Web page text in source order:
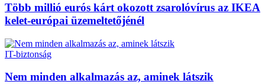
Több millió eurós kárt okozott zsarolóvírus az IKEA
kelet-európai üzemeltetőjénél
IT-biztonság
Nem minden alkalmazás az, aminek látszik